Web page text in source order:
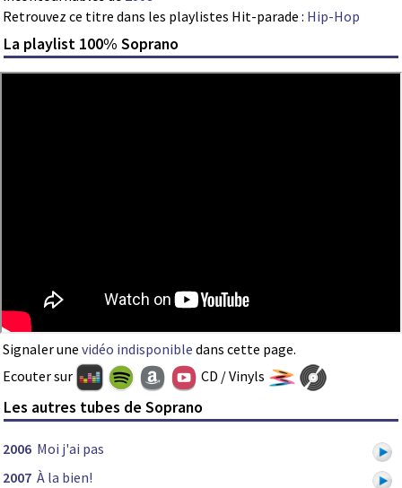
Retrouvez ce titre dans les playlistes Hit-parade : Hip-Hop
La playlist 100% Soprano
Signaler une vidéo indisponible dans cette page.
Ecouter sur
CD / Vinyls
Les autres tubes de Soprano
2006 Moi j'ai pas
2007 À la bien!